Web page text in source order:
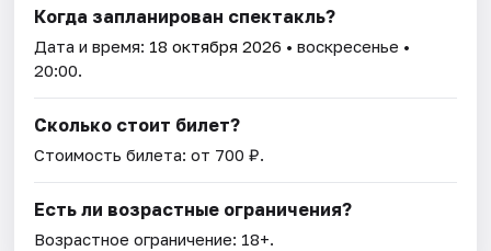
Когда запланирован спектакль?
Дата и время: 18 октября 2026 • воскресенье •
20:00.
Сколько стоит билет?
Стоимость билета: от 700 ₽.
Есть ли возрастные ограничения?
Возрастное ограничение: 18+.